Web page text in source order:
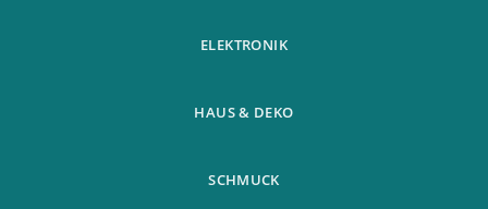
ELEKTRONIK
HAUS & DEKO
SCHMUCK
Springen Be